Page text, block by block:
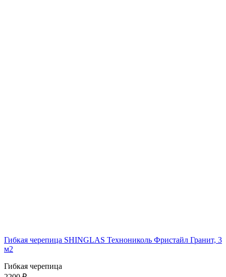
Гибкая черепица SHINGLAS Технониколь Фристайл Гранит, 3
м2
Гибкая черепица